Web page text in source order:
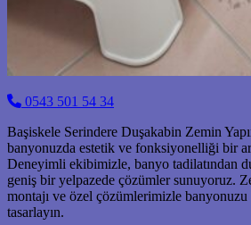
0543 501 54 34
Başiskele Serindere Duşakabin Zemin
banyonuzda estetik ve fonksiyonelliği bir
Deneyimli ekibimizle, banyo tadilatından
geniş bir yelpazede çözümler sunuyoruz.
montajı ve özel çözümlerimizle
tasarlayın.